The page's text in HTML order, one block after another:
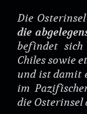
Die
die
befindet
Chiles sowie
und ist damit
im
die Osterinsel